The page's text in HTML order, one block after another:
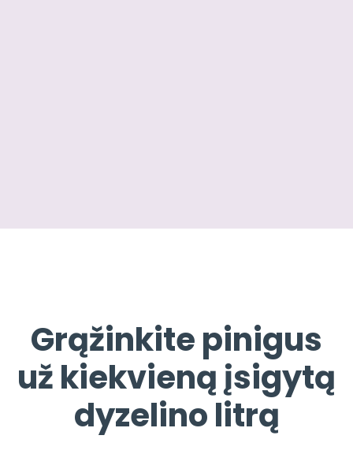
Grąžinkite pinigus
už kiekvieną įsigytą
dyzelino litrą